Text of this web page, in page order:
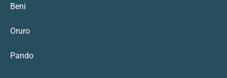
Beni
Oruro
Pando